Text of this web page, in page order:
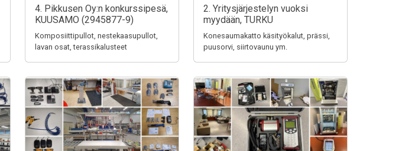
4. Pikkusen Oy:n konkurssipesä,
KUUSAMO (2945877-9)
Komposiittipullot, nestekaasupullot,
lavan osat, terassikalusteet
2. Yritysjärjestelyn vuoksi
myydään, TURKU
Konesaumakatto käsityökalut, prässi,
puusorvi, siirtovaunu ym.